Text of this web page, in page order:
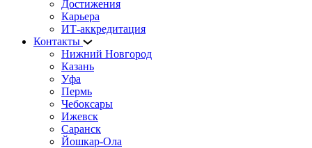
Достижения
Карьера
ИТ-аккредитация
Контакты
Нижний Новгород
Казань
Уфа
Пермь
Чебоксары
Ижевск
Саранск
Йошкар-Ола